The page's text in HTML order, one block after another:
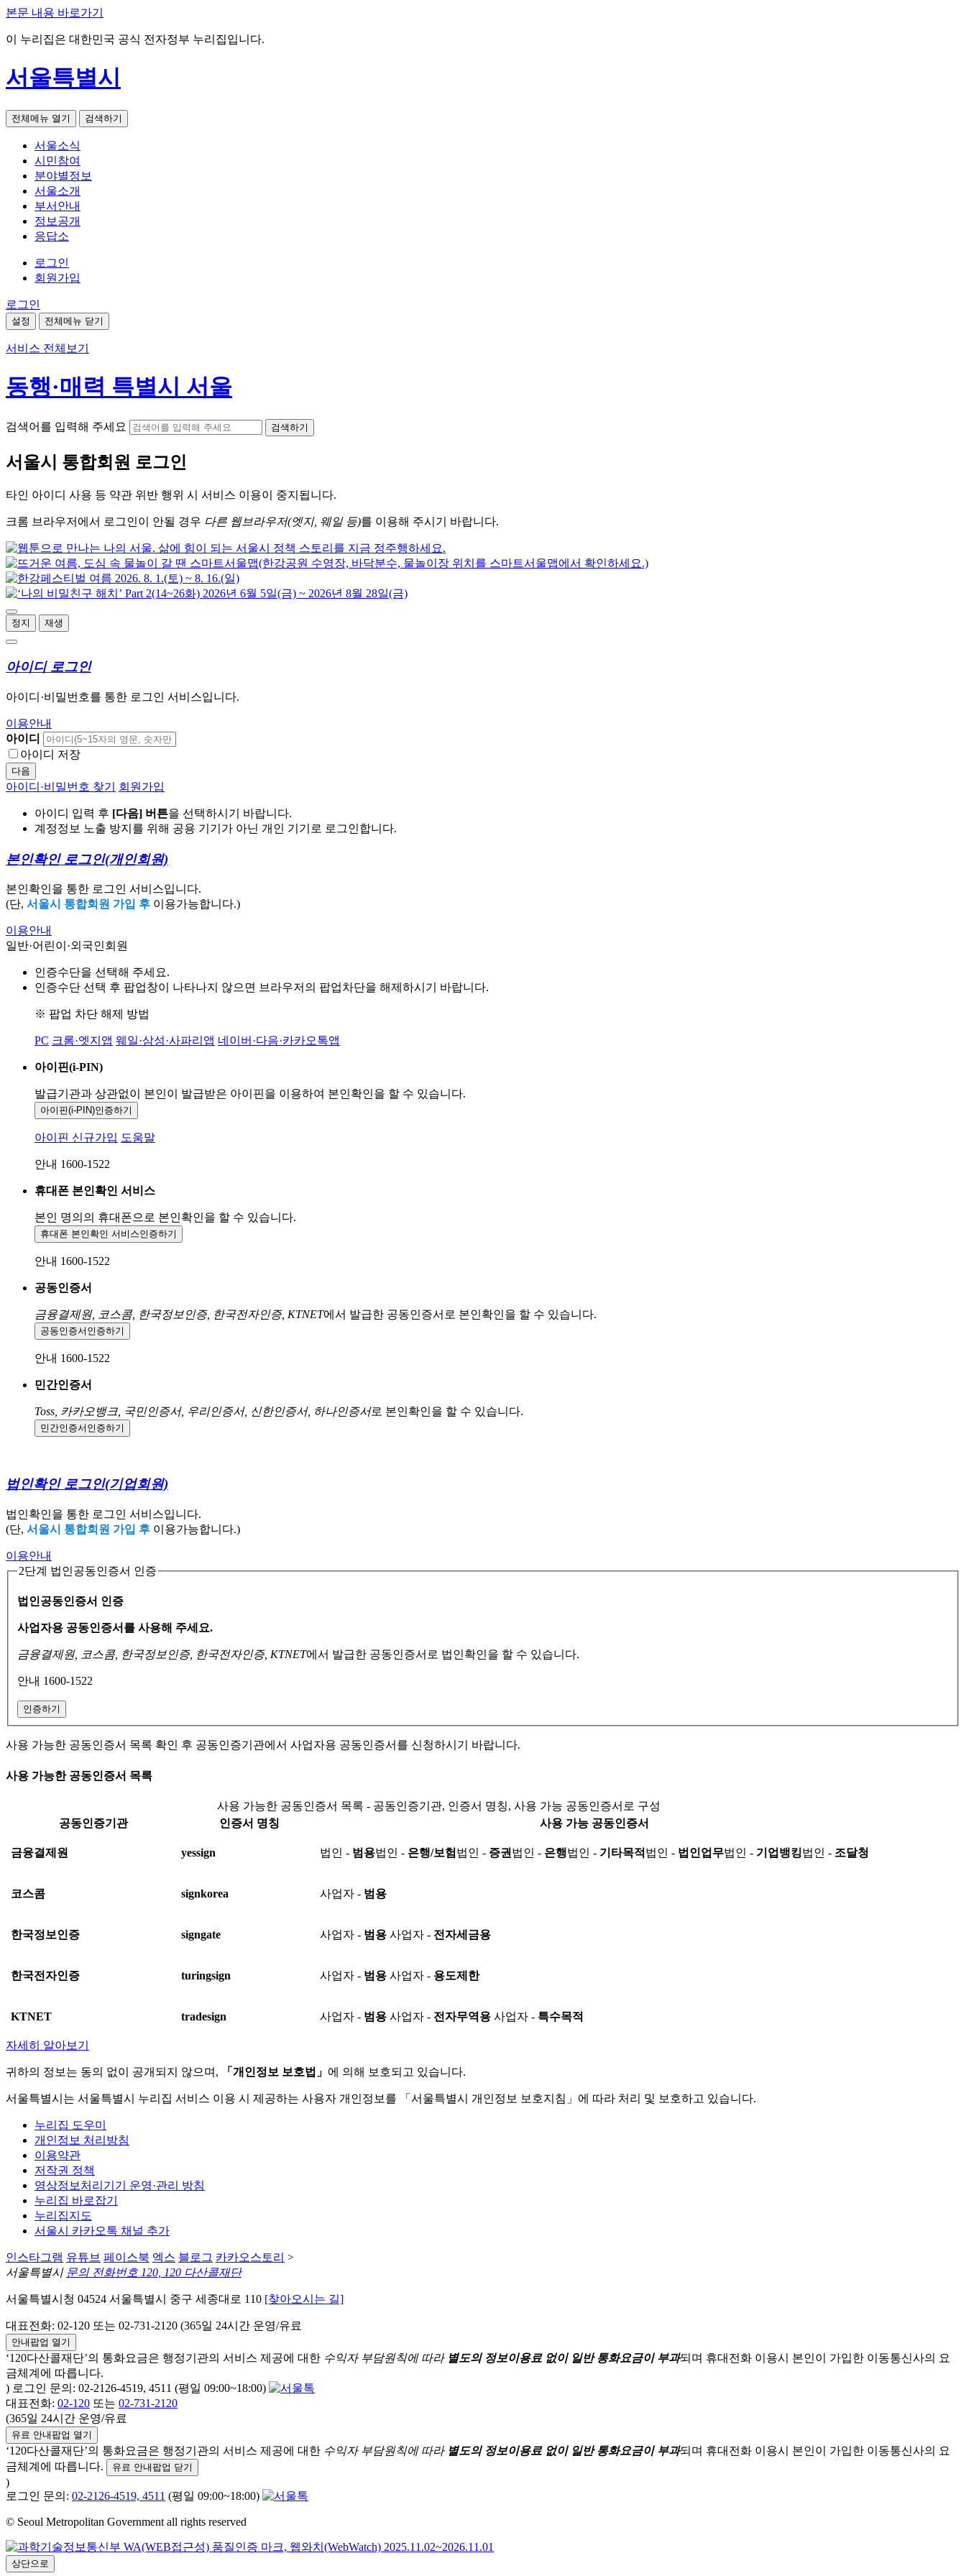
본문 내용 바로가기
이 누리집은 대한민국 공식 전자정부 누리집입니다.
서울특별시
전체메뉴 열기 검색하기
서울소식
시민참여
분야별정보
서울소개
부서안내
정보공개
응답소
로그인
회원가입
로그인
설정 전체메뉴 닫기
서비스 전체보기
동행·매력 특별시 서울
검색어를 입력해 주세요 검색하기
서울시 통합회원 로그인
타인 아이디 사용 등 약관 위반 행위 시 서비스 이용이 중지됩니다.
크롬 브라우저에서 로그인이 안될 경우 다른 웹브라우저(엣지, 웨일 등)를 이용해 주시기 바랍니다.
정지 재생
아이디 로그인
아이디·비밀번호를 통한 로그인 서비스입니다.
이용안내
아이디
아이디 저장
다음
아이디·비밀번호 찾기 회원가입
아이디 입력 후 [다음] 버튼을 선택하시기 바랍니다.
계정정보 노출 방지를 위해 공용 기기가 아닌 개인 기기로 로그인합니다.
본인확인 로그인(개인회원)
본인확인을 통한 로그인 서비스입니다.
(단, 서울시 통합회원 가입 후 이용가능합니다.)
이용안내
일반·어린이·외국인회원
인증수단을 선택해 주세요.
인증수단 선택 후 팝업창이 나타나지 않으면 브라우저의 팝업차단을 해제하시기 바랍니다.
※ 팝업 차단 해제 방법
PC 크롬·엣지앱 웨일·삼성·사파리앱 네이버·다음·카카오톡앱
아이핀(i-PIN)
발급기관과 상관없이 본인이 발급받은 아이핀을 이용하여 본인확인을 할 수 있습니다.
아이핀(i-PIN)인증하기
아이핀 신규가입 도움말
안내 1600-1522
휴대폰 본인확인 서비스
본인 명의의 휴대폰으로 본인확인을 할 수 있습니다.
휴대폰 본인확인 서비스인증하기
안내 1600-1522
공동인증서
금융결제원, 코스콤, 한국정보인증, 한국전자인증, KTNET에서 발급한 공동인증서로 본인확인을 할 수 있습니다.
공동인증서 인증하기
안내 1600-1522
민간인증서
Toss, 카카오뱅크, 국민인증서, 우리인증서, 신한인증서, 하나인증서로 본인확인을 할 수 있습니다.
민간인증서 인증하기
법인확인 로그인(기업회원)
법인확인을 통한 로그인 서비스입니다.
(단, 서울시 통합회원 가입 후 이용가능합니다.)
이용안내
2단계 법인공동인증서 인증
법인공동인증서 인증
사업자용 공동인증서를 사용해 주세요.
금융결제원, 코스콤, 한국정보인증, 한국전자인증, KTNET에서 발급한 공동인증서로 법인확인을 할 수 있습니다.
안내 1600-1522
인증하기
사용 가능한 공동인증서 목록 확인 후 공동인증기관에서 사업자용 공동인증서를 신청하시기 바랍니다.
사용 가능한 공동인증서 목록
사용 가능한 공동인증서 목록 - 공동인증기관, 인증서 명칭, 사용 가능 공동인증서로 구성
공동인증기관
인증서 명칭 사용 가능 공동인증서
금융결제원 yessign 법인 - 범용법인 - 은행/보험 법인 - 증권 법인 - 은행법인 - 기타목적 법인 - 법인업무법인 - 기업뱅킹법인 - 조달청
코스콤 signkorea 사업자 - 범용
한국정보인증 signgate 사업자 - 범용 사업자 - 전자세금용
한국전자인증 turingsign 사업자 - 범용 사업자 - 용도제한
KTNET tradesign 사업자 - 범용 사업자 - 전자무역용 사업자 - 특수목적
자세히 알아보기
귀하의 정보는 동의 없이 공개되지 않으며, 「개인정보 보호법」 에 의해 보호되고 있습니다.
서울특별시는 서울특별시 누리집 서비스 이용 시 제공하는 사용자 개인정보를 「서울특별시 개인정보 보호지침」에 따라 처리 및 보호하고 있습니다.
누리집 도우미
개인정보 처리방침
이용약관
저작권 정책
영상정보처리기기 운영·관리 방침
누리집 바로잡기
누리집지도
서울시 카카오톡 채널 추가
인스타그램 유튜브 페이스북 엑스 블로그 카카오스토리 >
서울특별시 문의 전화번호 120, 120 다산콜재단
서울특별시청 04524 서울특별시 중구 세종대로 110 [찾아오시는 길]
대표전화: 02-120 또는 02-731-2120 (365일 24시간 운영/유료
안내팝업 열기
‘120다산콜재단’의 통화요금은 행정기관의 서비스 제공에 대한 수익자 부담원칙에 따라 별도의 정보이용료 없이 일반 통화요금이 부과되며 휴대전화 이용시 본인이 가입한 이동통신사의 요
금체계에 따릅니다.
) 로그인 문의: 02-2126-4519, 4511 (평일 09:00~18:00)
대표전화: 02-120 또는 02-731-2120
(365일 24시간 운영/유료
유료 안내팝업 열기
‘120다산콜재단’의 통화요금은 행정기관의 서비스 제공에 대한 수익자 부담원칙에 따라 별도의 정보이용료 없이 일반 통화요금이 부과되며 휴대전화 이용시 본인이 가입한 이동통신사의 요
금체계에 따릅니다.
유료 안내팝업 닫기
)
로그인 문의: 02-2126-4519, 4511 (평일 09:00~18:00)
© Seoul Metropolitan Government all rights reserved
상단으로